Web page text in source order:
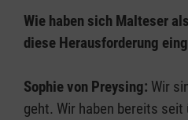
Wie haben sich Malteser
diese Herausforderung
Sophie von Preysing: Wir
geht. Wir haben bereits seit